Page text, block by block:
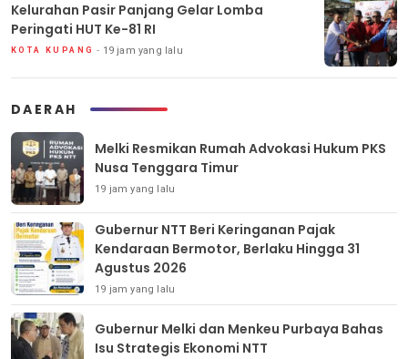
Kelurahan Pasir Panjang Gelar Lomba
Peringati HUT Ke-81 RI
KOTA KUPANG 19 jam yang lalu
DAERAH
Melki Resmikan Rumah Advokasi Hukum PKS
Nusa Tenggara Timur
19 jam yang lalu
Gubernur NTT Beri Keringanan Pajak
Kendaraan Bermotor, Berlaku Hingga 31
Agustus 2026
19 jam yang lalu
Gubernur Melki dan Menkeu Purbaya Bahas
Isu Strategis Ekonomi NTT